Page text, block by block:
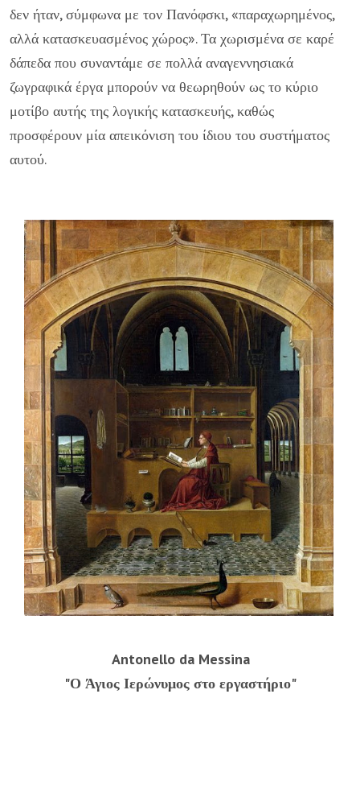
δεν ήταν, σύμφωνα με τον Πανόφσκι, «παραχωρημένος,
αλλά κατασκευασμένος χώρος». Τα χωρισμένα σε καρέ
δάπεδα που συναντάμε σε πολλά αναγεννησιακά
ζωγραφικά έργα μπορούν να θεωρηθούν ως το κύριο
μοτίβο αυτής της λογικής κατασκευής, καθώς
προσφέρουν μία απεικόνιση του ίδιου του συστήματος
αυτού.
Antonello da Messina
"Ο Άγιος Ιερώνυμος στο εργαστήριο"